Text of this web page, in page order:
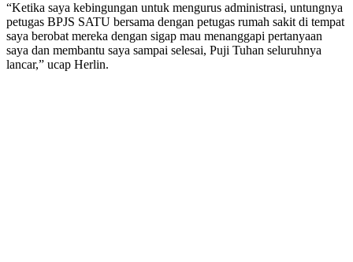
“Ketika saya kebingungan untuk mengurus administrasi, untungnya
petugas BPJS SATU bersama dengan petugas rumah sakit di tempat
saya berobat mereka dengan sigap mau menanggapi pertanyaan
saya dan membantu saya sampai selesai, Puji Tuhan seluruhnya
lancar,” ucap Herlin.